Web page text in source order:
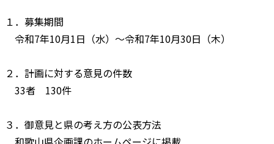
１．募集期間
令和7年10月1日（水）～令和7年10月30日（木）
２．計画に対する意見の件数
33者 130件
３．御意見と県の考え方の公表方法